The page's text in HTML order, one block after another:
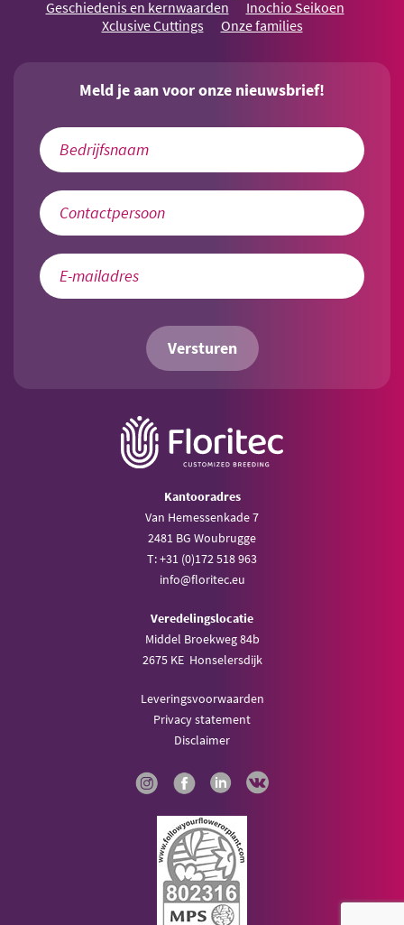
Geschiedenis en kernwaarden
Inochio Seikoen
Xclusive Cuttings
Onze families
Meld je aan voor onze nieuwsbrief!
Versturen
Kantooradres
Van Hemessenkade 7
2481 BG Woubrugge
T: +31 (0)172 518 963
info@floritec.eu
Veredelingslocatie
Middel Broekweg 84b
2675 KE Honselersdijk
Leveringsvoorwaarden
Privacy statement
Disclaimer